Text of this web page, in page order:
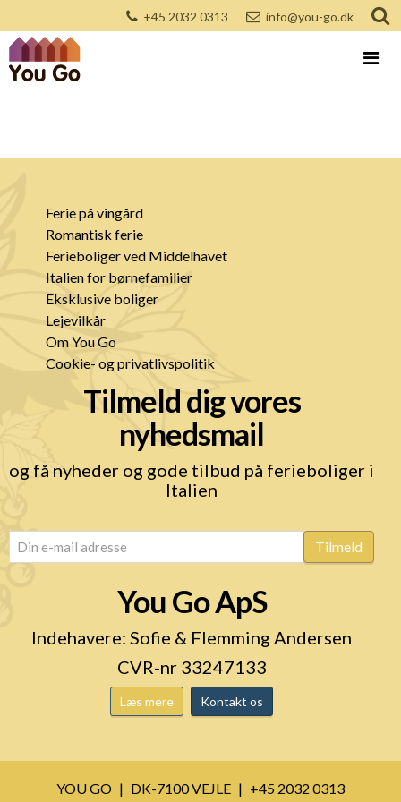
+45 2032 0313 info@you-go.dk
Ferie på vingård
Romantisk ferie
Ferieboliger ved Middelhavet
Italien for børnefamilier
Eksklusive boliger
Lejevilkår
Om You Go
Cookie- og privatlivspolitik
Tilmeld dig vores
nyhedsmail
og få nyheder og gode tilbud på ferieboliger i
Italien
email (Påkrævet) Tilmeld
You Go ApS
Indehavere: Sofie & Flemming Andersen
CVR-nr 33247133
Læs mere Kontakt os
YOU GO DK-7100 VEJLE
+45 2032 0313